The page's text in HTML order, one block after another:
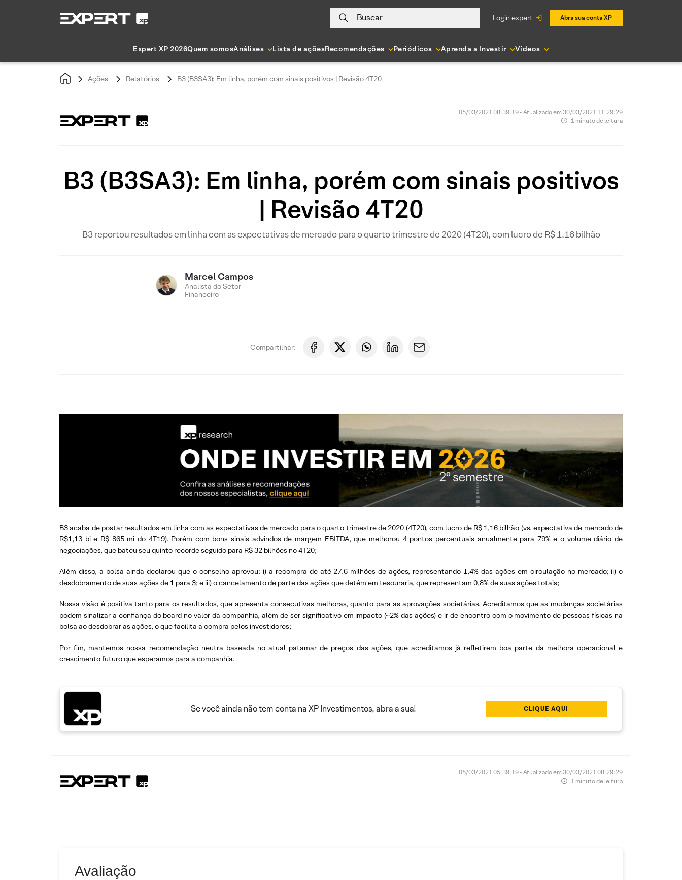
Buscar login expert Abra sua conta XP
Expert XP 2026Quem somosAnálises Lista de açõesRecomendações Periódicos Aprenda a Investir Vídeos
Ações Relatórios B3 (B3SA3): Em linha, porém com sinais positivos | Revisão 4T20
05/03/2021 08:39:19 • Atualizado em 30/03/2021 11:29:29
1 minuto de leitura
B3 (B3SA3): Em linha, porém com sinais positivos
| Revisão 4T20
B3 reportou resultados em linha com as expectativas de mercado para o quarto trimestre de 2020 (4T20), com lucro de R$ 1,16 bilhão
Marcel Campos
Analista do Setor
Financeiro
Compartilhar:
B3 acaba de postar resultados em linha com as expectativas de mercado para o quarto trimestre de 2020 (4T20), com lucro de R$ 1,16 bilhão (vs. expectativa de mercado de
R$1,13 bi e R$ 865 mi do 4T19). Porém com bons sinais advindos de margem EBITDA, que melhorou 4 pontos percentuais anualmente para 79% e o volume diário de
negociações, que bateu seu quinto recorde seguido para R$ 32 bilhões no 4T20;
Além disso, a bolsa ainda declarou que o conselho aprovou: i) a recompra de até 27.6 milhões de ações, representando 1,4% das ações em circulação no mercado; ii) o
desdobramento de suas ações de 1 para 3; e iii) o cancelamento de parte das ações que detém em tesouraria, que representam 0,8% de suas ações totais;
Nossa visão é positiva tanto para os resultados, que apresenta consecutivas melhoras, quanto para as aprovações societárias. Acreditamos que as mudanças societárias
podem sinalizar a confiança do board no valor da companhia, além de ser significativo em impacto (~2% das ações) e ir de encontro com o movimento de pessoas físicas na
bolsa ao desdobrar as ações, o que facilita a compra pelos investidores;
Por fim, mantemos nossa recomendação neutra baseada no atual patamar de preços das ações, que acreditamos já refletirem boa parte da melhora operacional e
crescimento futuro que esperamos para a companhia.
Se você ainda não tem conta na XP Investimentos, abra a sua! CLIQUE AQUI
05/03/2021 05:39:19 • Atualizado em 30/03/2021 08:29:29
1 minuto de leitura
Avaliação